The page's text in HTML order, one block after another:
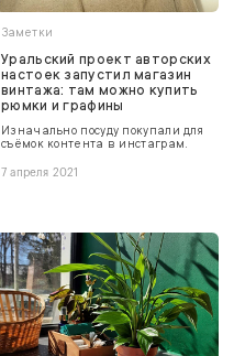
Заметки
Уральский проект авторских
настоек запустил магазин
винтажа: там можно купить
рюмки и графины
Изначально посуду покупали для
съёмок контента в инстаграм.
7 апреля 2021